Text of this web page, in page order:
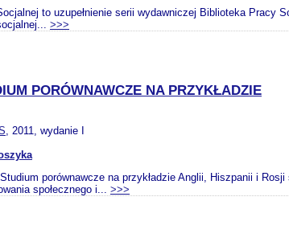
to uzupełnienie serii wydawniczej Biblioteka Pracy
>>>
PORÓWNAWCZE NA PRZYKŁADZIE
, 2011, wydanie I
porównawcze na przykładzie Anglii, Hiszpanii i
społecznego i... >>>